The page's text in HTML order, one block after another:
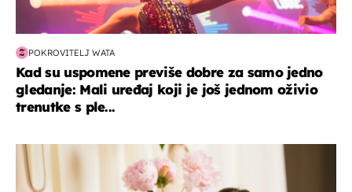
POKROVITELJ WATA
Kad su uspomene previše dobre za samo jedno
gledanje: Mali uređaj koji je još jednom oživio
trenutke s ple...
moda & ljepota